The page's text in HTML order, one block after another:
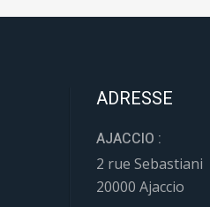
ADRESSE
AJACCIO :
2 rue Sebastiani
20000 Ajaccio